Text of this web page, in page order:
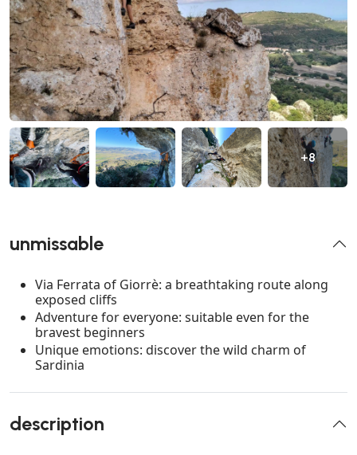
+8
unmissable
Via Ferrata of Giorrè: a breathtaking route along
exposed cliffs
Adventure for everyone: suitable even for the
bravest beginners
Unique emotions: discover the wild charm of
Sardinia
description